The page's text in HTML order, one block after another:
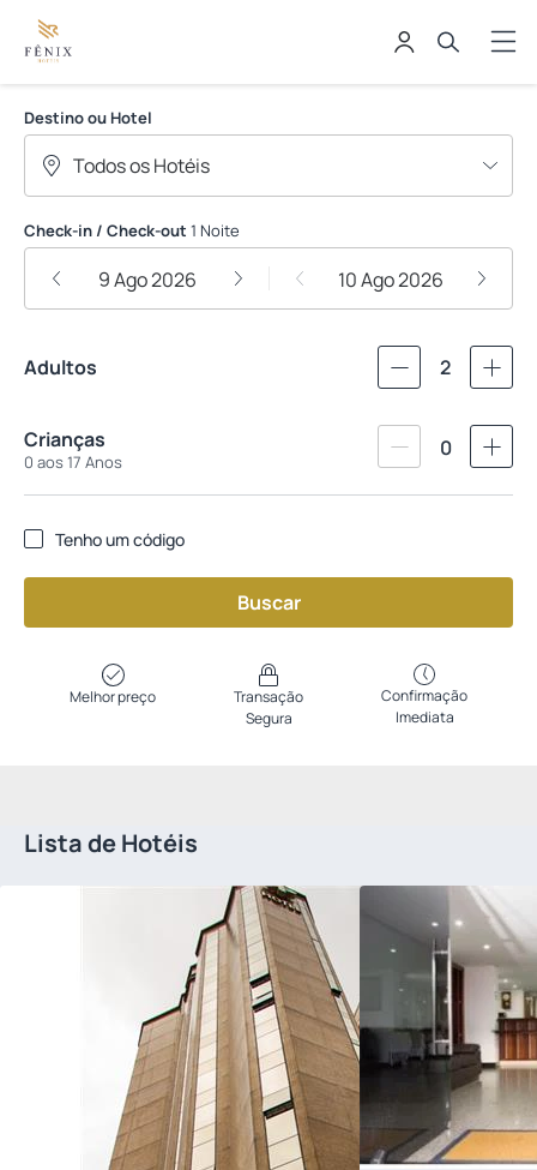
FENIX HOTEIS LTDA
Destino ou Hotel
Check-in / Check-out 1 Noite
9 Ago 2026 10 Ago 2026
Adultos 2
Crianças
0 aos 17 Anos
0
Tenho um código
Buscar
Melhor preço
Transação
Segura
Confirmação
Imediata
Lista de Hotéis